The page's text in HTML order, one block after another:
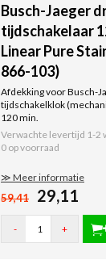
Busch-Jaeger
tijdschakelaar
Linear Pure
866-103)
Afdekking voor Busch-
tijdschakelklok
120 min.
Verwachte levertijd 1-2
0 op voorraad
≫ Meer informatie
59,41 29,11
- +